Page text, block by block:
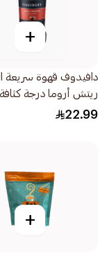
+
دافيدوف قهوة سريعة
45جرام
22.99
+